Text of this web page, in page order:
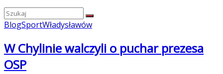
BlogSportWładysławów
W Chylinie walczyli o puchar prezesa
OSP